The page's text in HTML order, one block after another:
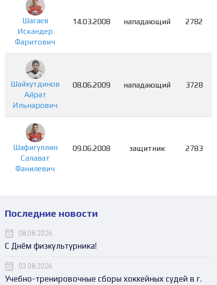
Шагаев
Искандер
Фаритович
14.03.2008 нападающий 2782
Шайхутдинов
Айрат
Ильнарович
08.06.2009 нападающий 3728
Шафигуллин
Салават
Фанилевич
09.06.2008 защитник 2783
Последние новости
08.08.2026
С Днём физкультурника!
03.08.2026
Учебно-тренировочные сборы хоккейных судей в г.